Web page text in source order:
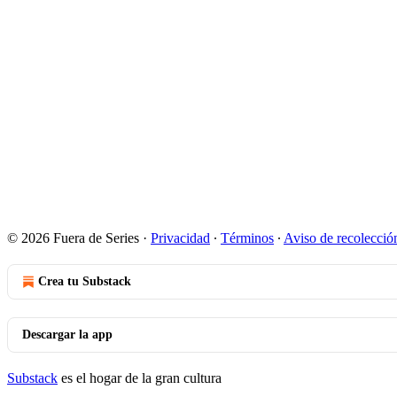
© 2026 Fuera de Series · Privacidad ∙ Términos ∙ Aviso de
Crea tu Substack
Descargar la app
Substack es el hogar de la gran cultura